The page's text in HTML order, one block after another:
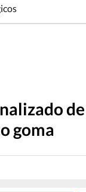
goma